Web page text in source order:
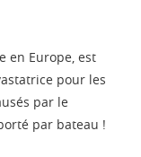
en Europe, est
pour les
par le
par bateau !